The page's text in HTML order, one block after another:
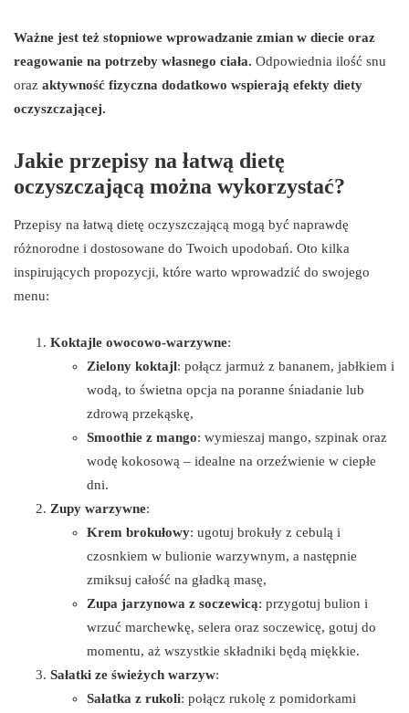
Ważne jest też stopniowe wprowadzanie zmian w diecie oraz
reagowanie na potrzeby własnego ciała. Odpowiednia ilość snu
oraz aktywność fizyczna dodatkowo wspierają efekty diety
oczyszczającej.
Jakie przepisy na łatwą dietę
oczyszczającą można wykorzystać?
Przepisy na łatwą dietę oczyszczającą mogą być naprawdę
różnorodne i dostosowane do Twoich upodobań. Oto kilka
inspirujących propozycji, które warto wprowadzić do swojego
menu:
Koktajle owocowo-warzywne:
Zielony koktajl: połącz jarmuż z bananem, jabłkiem i
wodą, to świetna opcja na poranne śniadanie lub
zdrową przekąskę,
Smoothie z mango: wymieszaj mango, szpinak oraz
wodę kokosową – idealne na orzeźwienie w ciepłe
dni.
Zupy warzywne:
Krem brokułowy: ugotuj brokuły z cebulą i
czosnkiem w bulionie warzywnym, a następnie
zmiksuj całość na gładką masę,
Zupa jarzynowa z soczewicą: przygotuj bulion i
wrzuć marchewkę, selera oraz soczewicę, gotuj do
momentu, aż wszystkie składniki będą miękkie.
Sałatki ze świeżych warzyw:
Sałatka z rukoli: połącz rukolę z pomidorkami